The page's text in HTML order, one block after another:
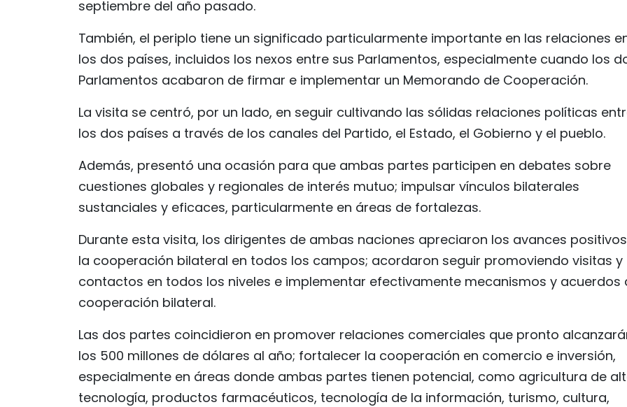
septiembre del año pasado.
También, el periplo tiene un significado particularmente importante en las relaciones
los dos países, incluidos los nexos entre sus Parlamentos, especialmente cuando los
Parlamentos acabaron de firmar e implementar un Memorando de Cooperación.
La visita se centró, por un lado, en seguir cultivando las sólidas relaciones políticas
los dos países a través de los canales del Partido, el Estado, el Gobierno y el pueblo.
Además, presentó una ocasión para que ambas partes participen en debates sobre
cuestiones globales y regionales de interés mutuo; impulsar vínculos bilaterales
sustanciales y eficaces, particularmente en áreas de fortalezas.
Durante esta visita, los dirigentes de ambas naciones apreciaron los avances
la cooperación bilateral en todos los campos; acordaron seguir promoviendo visitas y
contactos en todos los niveles e implementar efectivamente mecanismos y acuerdos
cooperación bilateral.
Las dos partes coincidieron en promover relaciones comerciales que pronto
los 500 millones de dólares al año; fortalecer la cooperación en comercio e inversión,
especialmente en áreas donde ambas partes tienen potencial, como agricultura de
tecnología, productos farmacéuticos, tecnología de la información, turismo, cultura,